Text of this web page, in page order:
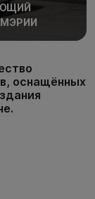
оснащённых